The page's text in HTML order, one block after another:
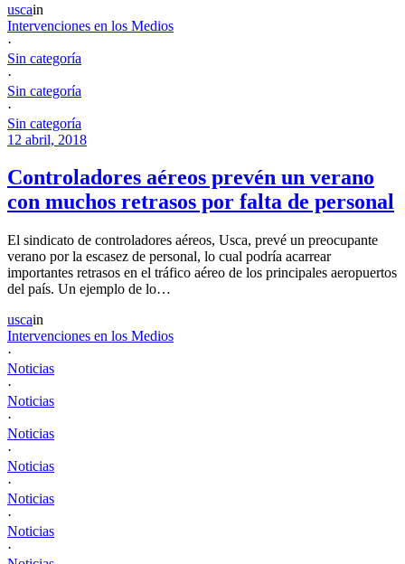
uscain
Intervenciones en los Medios
·
Sin categoría
·
Sin categoría
·
Sin categoría
12 abril, 2018
Controladores aéreos prevén un verano
con muchos retrasos por falta de personal
El sindicato de controladores aéreos, Usca, prevé un preocupante
verano por la escasez de personal, lo cual podría acarrear
importantes retrasos en el tráfico aéreo de los principales aeropuertos
del país. Un ejemplo de lo…
uscain
Intervenciones en los Medios
·
Noticias
·
Noticias
·
Noticias
·
Noticias
·
Noticias
·
Noticias
·